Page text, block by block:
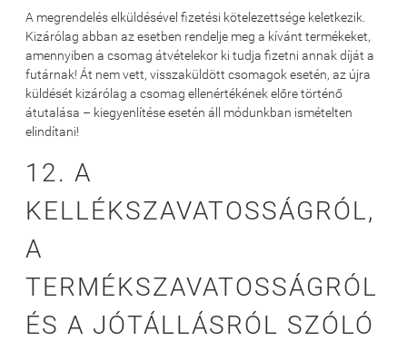
A megrendelés elküldésével fizetési kötelezettsége keletkezik.
Kizárólag abban az esetben rendelje meg a kívánt termékeket,
amennyiben a csomag átvételekor ki tudja fizetni annak díját a
futárnak! Át nem vett, visszaküldött csomagok esetén, az újra
küldését kizárólag a csomag ellenértékének előre történő
átutalása – kiegyenlítése esetén áll módunkban ismételten
elindítani!
12. A
KELLÉKSZAVATOSSÁGRÓL,
A
TERMÉKSZAVATOSSÁGRÓL
ÉS A JÓTÁLLÁSRÓL SZÓLÓ